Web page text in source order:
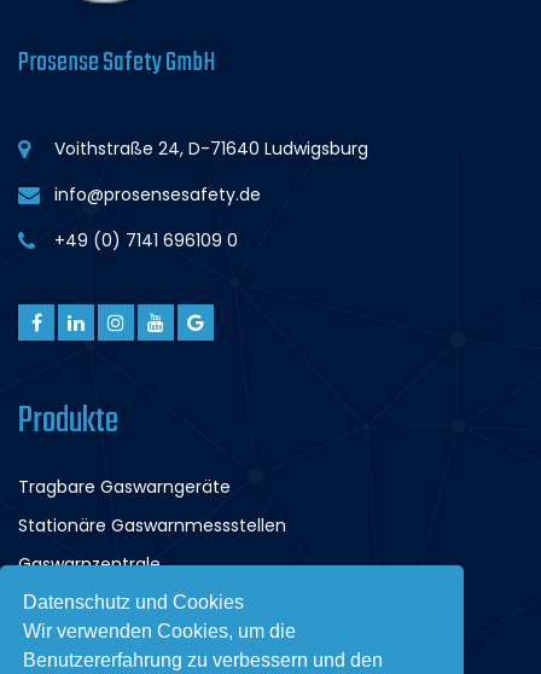
Datenschutz und Cookies
Wir verwenden Cookies, um die
Benutzererfahrung zu verbessern und den
Prosense Safety GmbH
Voithstraße 24, D-71640 Ludwigsburg
info@prosensesafety.de
+49 (0) 7141 696109 0
Produkte
Tragbare Gaswarngeräte
Stationäre Gaswarnmessstellen
Gaswarnzentrale
Tiefgaragenüberwachung